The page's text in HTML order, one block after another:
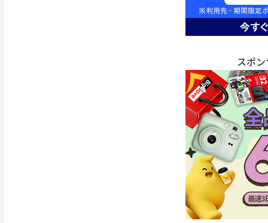
スポ